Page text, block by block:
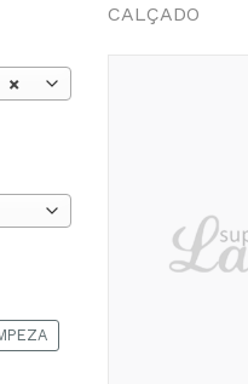
×
CALÇADO